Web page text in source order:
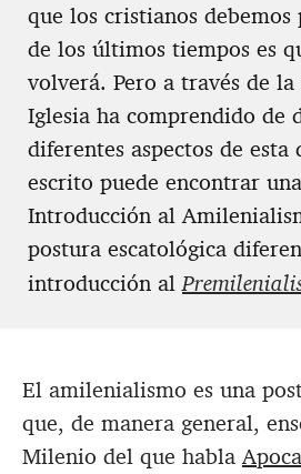
que los cristianos
de los últimos tiempos es
volverá. Pero a través de
Iglesia ha comprendido de
diferentes aspectos de esta
escrito puede encontrar
Introducción al
postura escatológica
introducción al
El amilenialismo es una
que, de manera general,
Milenio del que habla